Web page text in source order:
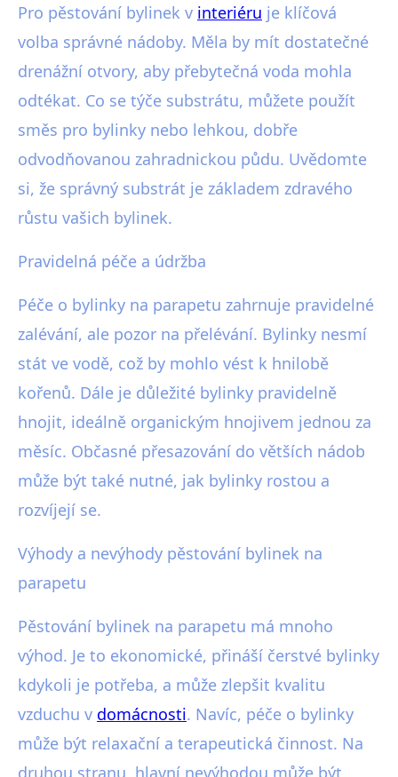
Pro pěstování bylinek v interiéru je klíčová
volba správné nádoby. Měla by mít dostatečné
drenážní otvory, aby přebytečná voda mohla
odtékat. Co se týče substrátu, můžete použít
směs pro bylinky nebo lehkou, dobře
odvodňovanou zahradnickou půdu. Uvědomte
si, že správný substrát je základem zdravého
růstu vašich bylinek.
Pravidelná péče a údržba
Péče o bylinky na parapetu zahrnuje pravidelné
zalévání, ale pozor na přelévání. Bylinky nesmí
stát ve vodě, což by mohlo vést k hnilobě
kořenů. Dále je důležité bylinky pravidelně
hnojit, ideálně organickým hnojivem jednou za
měsíc. Občasné přesazování do větších nádob
může být také nutné, jak bylinky rostou a
rozvíjejí se.
Výhody a nevýhody pěstování bylinek na
parapetu
Pěstování bylinek na parapetu má mnoho
výhod. Je to ekonomické, přináší čerstvé bylinky
kdykoli je potřeba, a může zlepšit kvalitu
vzduchu v domácnosti. Navíc, péče o bylinky
může být relaxační a terapeutická činnost. Na
druhou stranu, hlavní nevýhodou může být